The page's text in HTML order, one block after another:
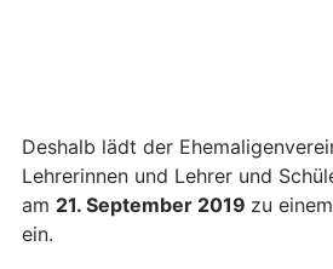
Deshalb lädt der
Lehrerinnen und Lehrer und
am 21. September 2019 zu
ein.